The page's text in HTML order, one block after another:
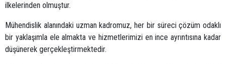
ilkelerinden olmuştur.
Mühendislik alanındaki uzman kadromuz, her bir süreci çözüm odaklı
bir yaklaşımla ele almakta ve hizmetlerimizi en ince ayrıntısına kadar
düşünerek gerçekleştirmektedir.